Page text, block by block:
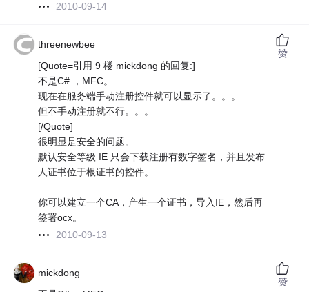
2010-09-14
threenewbee
[Quote=引用 9 楼 mickdong 的回复:]
不是C# ，MFC。
现在在服务端手动注册控件就可以显示了。。。
但不手动注册就不行。。。
[/Quote]
很明显是安全的问题。
默认安全等级 IE 只会下载注册有数字签名，并且发布
人证书位于根证书的控件。
你可以建立一个CA，产生一个证书，导入IE，然后再
签署ocx。
2010-09-13
赞
mickdong
赞